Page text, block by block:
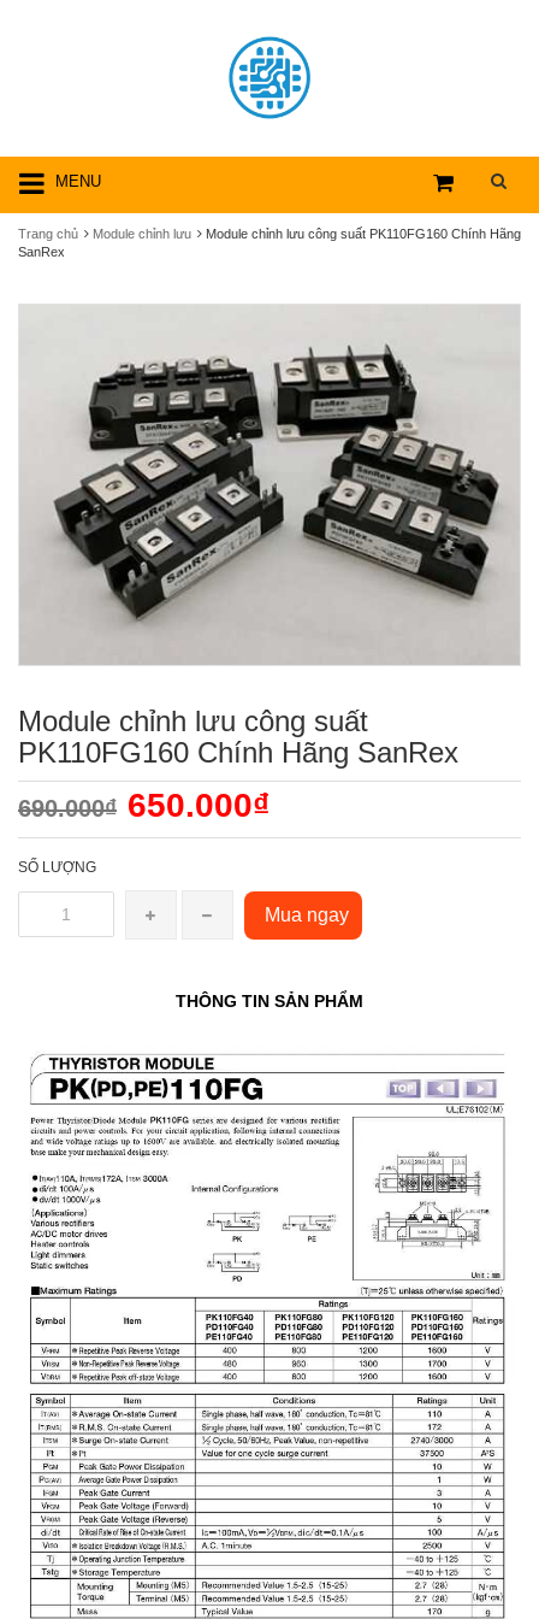
MENU
Trang chủ Module chỉnh lưu
Module chỉnh lưu công suất PK110FG160 Chính Hãng
SanRex
Module chỉnh lưu công suất
PK110FG160 Chính Hãng SanRex
690.000₫ 650.000₫
SỐ LƯỢNG
Mua ngay
THÔNG TIN SẢN PHẨM